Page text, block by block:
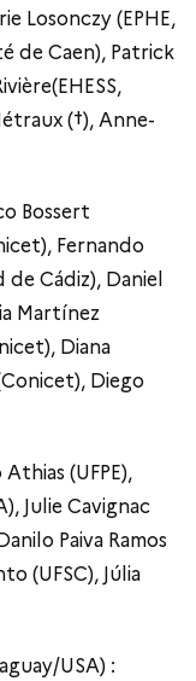
Losonczy (EPHE,
de Caen), Patrick
(†), Anne-
Bossert
Fernando
Cádiz), Daniel
Martínez
Diana
Diego
(UFPE),
Julie Cavignac
Paiva Ramos
(UFSC), Júlia
USA) :